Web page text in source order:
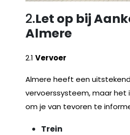
2.Let op bij
Almere
2.1 Vervoer
Almere heeft een
vervoerssysteem, maar het
om je van tevoren te
Trein